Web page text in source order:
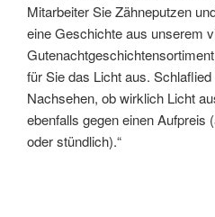
Mitarbeiter Sie Zähneputzen
eine Geschichte aus unserem
für Sie das Licht aus.
Nachsehen, ob wirklich Licht
ebenfalls gegen einen Aufpreis
oder stündlich).“